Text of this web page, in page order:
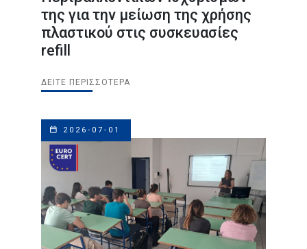
της για την μείωση της χρήσης
πλαστικού στις συσκευασίες
refill
ΔΕΊΤΕ ΠΕΡΙΣΣΌΤΕΡΑ
2026-07-01